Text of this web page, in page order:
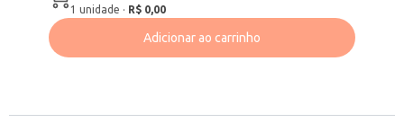
1 unidade · R$ 0,00
Adicionar ao carrinho